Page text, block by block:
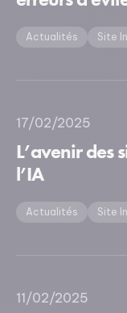
Actualités Site
17/02/2025
L’avenir des
l’IA
Actualités Site
11/02/2025